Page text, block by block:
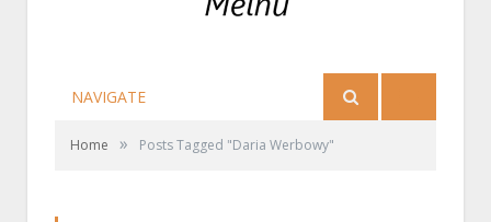
NAVIGATE
Home » Posts Tagged "Daria Werbowy"